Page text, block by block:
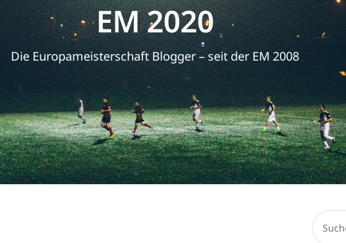
EM 2020
Die Europameisterschaft Blogger – seit der EM 2008
NACH: